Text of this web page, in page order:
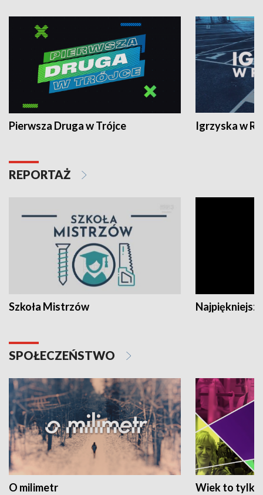
Pierwsza Druga w Trójce Igrzyska w
REPORTAŻ
Szkoła Mistrzów
SPOŁECZEŃSTWO
O milimetr Wiek to tylko